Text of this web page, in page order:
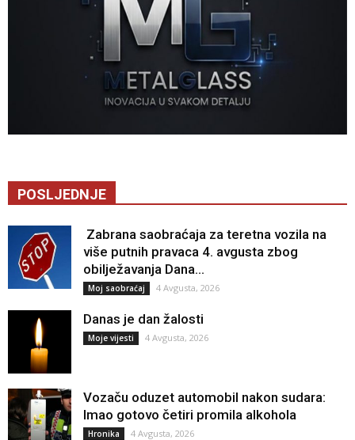
POSLJEDNJE
Zabrana saobraćaja za teretna vozila na
više putnih pravaca 4. avgusta zbog
obilježavanja Dana...
Moj saobraćaj 4 Avgusta, 2026
Danas je dan žalosti
Moje vijesti 4 Avgusta, 2026
Vozaču oduzet automobil nakon sudara:
Imao gotovo četiri promila alkohola
Hronika 4 Avgusta, 2026